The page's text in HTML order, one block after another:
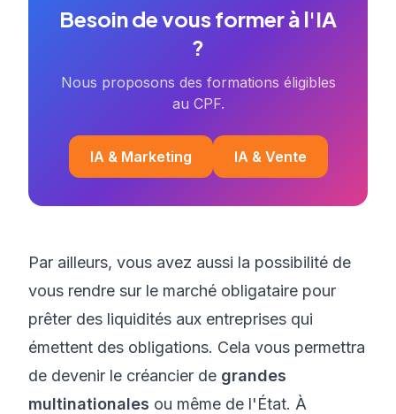
Besoin de vous former à l'IA
?
Nous proposons des formations éligibles
au CPF.
IA & Marketing IA & Vente
Par ailleurs, vous avez aussi la possibilité de
vous rendre sur le marché obligataire pour
prêter des liquidités aux entreprises qui
émettent des obligations. Cela vous permettra
de devenir le créancier de grandes
multinationales ou même de l'État. À